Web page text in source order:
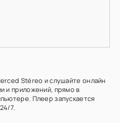
Stéreo и слушайте онлайн
и приложений, прямо в
Плеер запускается
7.